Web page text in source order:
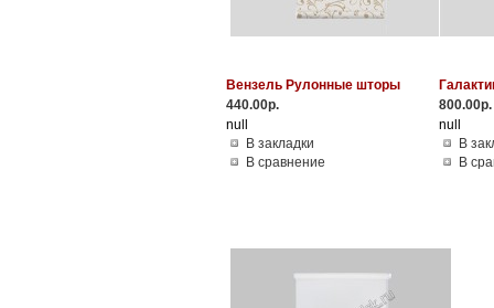
Вензель Рулонные шторы
440.00р.
null
В закладки
В сравнение
800.00р.
null
В
В